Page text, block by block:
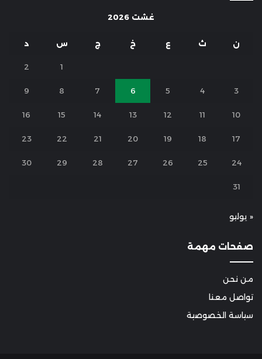
غشت 2026
ن ث ع خ ج س د
1
2
3
4
5
6
7
8
9
10
11
12
13
14
15
16
17
18
19
20
21
22
23
24
25
26
27
28
29
30
31
« يوليو
صفحات مهمة
من نحن
تواصل معنا
سياسة الخصوصية